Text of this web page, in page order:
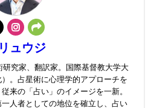
ュウジ
研究家、翻訳家。国際基督教大学大
。占星術に心理学的アプローチを
来の「占い」のイメージを一新。
人者としての地位を確立し、占い